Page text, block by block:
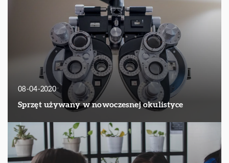
08-04-2020
Sprzęt używany w nowoczesnej okulistyce